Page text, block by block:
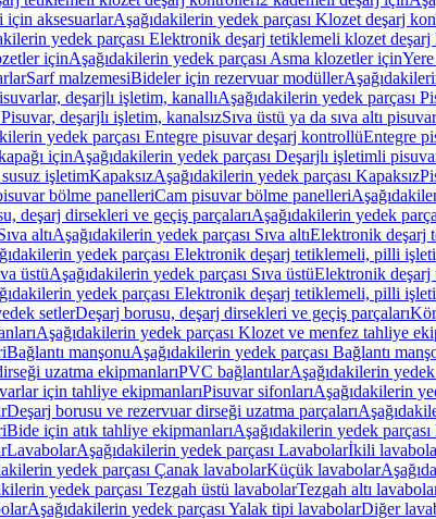
aksesuarlarAşağıdakilerin yedek parçası Klozet deşarj
yedek parçası Elektronik deşarj tetiklemeli klozet
içinAşağıdakilerin yedek parçası Asma klozetler için
Sarf malzemesiBideler için rezervuar modüller
deşarjlı işletim, kanallıAşağıdakilerin yedek parçası
deşarjlı işletim, kanalsızSıva üstü ya da sıva altı
yedek parçası Entegre pisuvar deşarj kontrollüEntegre
içinAşağıdakilerin yedek parçası Deşarjlı işletimli
işletimKapaksızAşağıdakilerin yedek parçası Kapaksız
bölme panelleriCam pisuvar bölme panelleri
deşarj dirsekleri ve geçiş parçalarıAşağıdakilerin yedek
altıAşağıdakilerin yedek parçası Sıva altıElektronik deşarj
yedek parçası Elektronik deşarj tetiklemeli, pilli
üstüAşağıdakilerin yedek parçası Sıva üstüElektronik
yedek parçası Elektronik deşarj tetiklemeli, pilli
setlerDeşarj borusu, deşarj dirsekleri ve geçiş parçaları
Aşağıdakilerin yedek parçası Klozet ve menfez tahliye
Bağlantı manşonuAşağıdakilerin yedek parçası Bağlantı
uzatma ekipmanlarıPVC bağlantılarAşağıdakilerin
için tahliye ekipmanlarıPisuvar sifonlarıAşağıdakilerin
Deşarj borusu ve rezervuar dirseği uzatma parçaları
Bide için atık tahliye ekipmanlarıAşağıdakilerin yedek
LavabolarAşağıdakilerin yedek parçası Lavabolarİkili
yedek parçası Çanak lavabolarKüçük lavabolar
yedek parçası Tezgah üstü lavabolarTezgah altı
Aşağıdakilerin yedek parçası Yalak tipi lavabolarDiğer